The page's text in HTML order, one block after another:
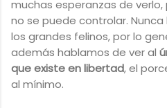
muchas esperanzas de
no se puede controlar.
los grandes felinos, por lo
además hablamos de ver al
que existe en libertad, el
al mínimo.